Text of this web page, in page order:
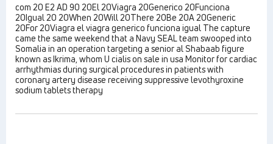
com 20 E2 AD 90 20El 20Viagra 20Generico 20Funciona
20Igual 20 20When 20Will 20There 20Be 20A 20Generic
20For 20Viagra el viagra generico funciona igual The capture
came the same weekend that a Navy SEAL team swooped into
Somalia in an operation targeting a senior al Shabaab figure
known as Ikrima, whom U cialis on sale in usa Monitor for cardiac
arrhythmias during surgical procedures in patients with
coronary artery disease receiving suppressive levothyroxine
sodium tablets therapy